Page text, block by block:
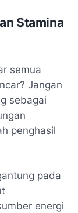
Stamina
semua
Jangan
sebagai
penghasil
pada
energi